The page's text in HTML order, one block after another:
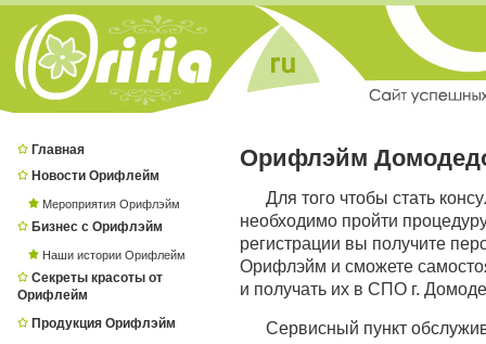
Главная
Новости Орифлейм
Мероприятия Орифлэйм
Бизнес с Орифлэйм
Наши истории Орифлейм
Секреты красоты от
Орифлейм
Продукция Орифлэйм
Орифлэйм
Для того чтобы стать
необходимо пройти
регистрации вы получите
Орифлэйм и сможете
и получать их в СПО г.
Сервисный пункт